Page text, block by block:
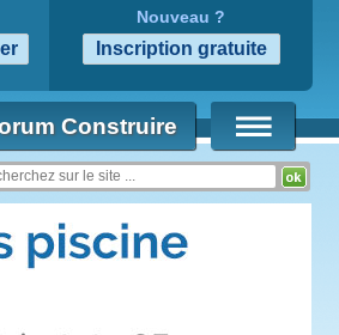
Nouveau ?
Construire